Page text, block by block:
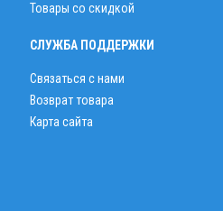
Товары со скидкой
СЛУЖБА ПОДДЕРЖКИ
Связаться с нами
Возврат товара
Карта сайта